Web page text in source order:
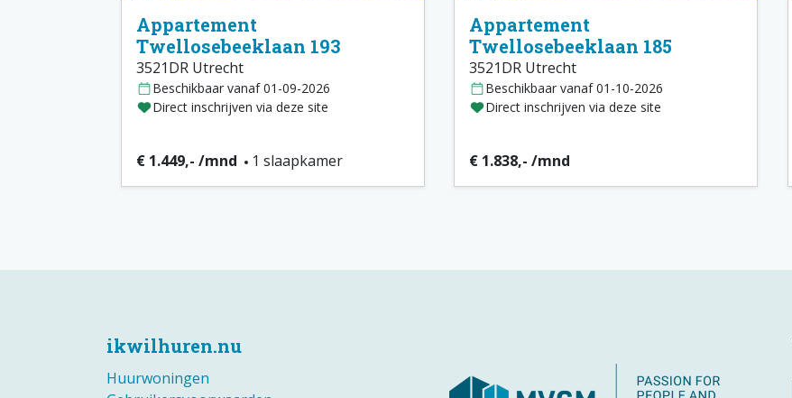
Appartement
Twellosebeeklaan 193
3521DR Utrecht
Beschikbaar vanaf 01-09-2026
Direct inschrijven via deze site
€ 1.449,- /mnd 1 slaapkamer
Appartement
Twellosebeeklaan 185
3521DR Utrecht
Beschikbaar vanaf 01-10-2026
Direct inschrijven via deze site
€ 1.838,- /mnd
ikwilhuren.nu
Huurwoningen